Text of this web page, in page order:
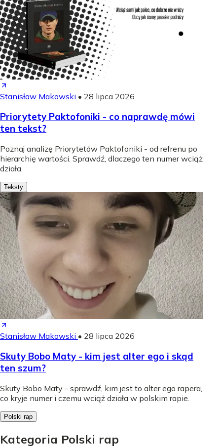
Stanisław Makowski • 28 lipca 2026
Priorytety Paktofoniki - co naprawdę mówi
ten tekst?
Poznaj analizę Priorytetów Paktofoniki - od refrenu po
hierarchię wartości. Sprawdź, dlaczego ten numer wciąż
działa.
Teksty
Stanisław Makowski • 28 lipca 2026
Skuty Bobo Maty - kim jest alter ego i skąd
ten szum?
Skuty Bobo Maty - sprawdź, kim jest to alter ego rapera,
co kryje numer i czemu wciąż działa w polskim rapie.
Polski rap
Kategoria Polski rap